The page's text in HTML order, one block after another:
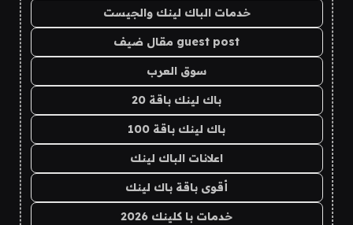
خدمات الباك لينك والجيست
guest post مقال ضيف
سوق العرب
باك لينك باقة 20
باك لينك باقة 100
اعلانات الباك لينك
أقوى باقة باك لينك
خدمات با كلينك 2026